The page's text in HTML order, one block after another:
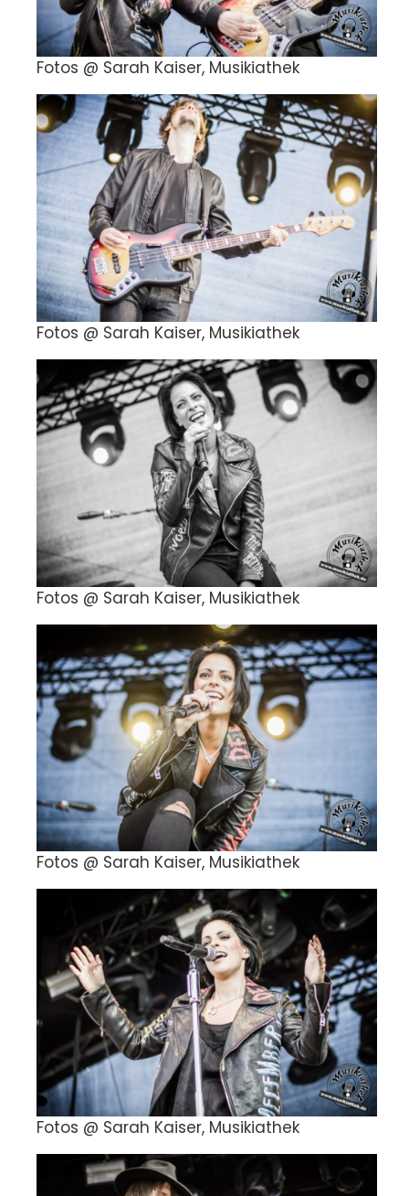
Fotos @ Sarah Kaiser, Musikiathek
Fotos @ Sarah Kaiser, Musikiathek
Fotos @ Sarah Kaiser, Musikiathek
Fotos @ Sarah Kaiser, Musikiathek
Fotos @ Sarah Kaiser, Musikiathek